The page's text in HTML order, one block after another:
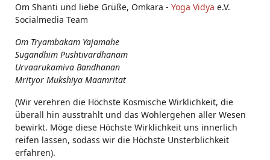
Om Shanti und liebe Grüße, Omkara - Yoga Vidya e.V.
Socialmedia Team
Om Tryambakam Yajamahe
Sugandhim Pushtivardhanam
Urvaarukamiva Bandhanan
Mrityor Mukshiya Maamritat
(Wir verehren die Höchste Kosmische Wirklichkeit, die
überall hin ausstrahlt und das Wohlergehen aller Wesen
bewirkt. Möge diese Höchste Wirklichkeit uns innerlich
reifen lassen, sodass wir die Höchste Unsterblichkeit
erfahren).